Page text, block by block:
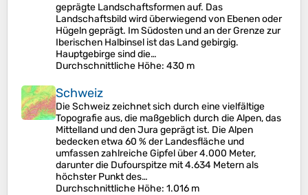
geprägte Landschaftsformen auf. Das
Landschaftsbild wird überwiegend von Ebenen oder
Hügeln geprägt. Im Südosten und an der Grenze zur
Iberischen Halbinsel ist das Land gebirgig.
Hauptgebirge sind die…
Durchschnittliche Höhe: 430 m
Schweiz
Die Schweiz zeichnet sich durch eine vielfältige
Topografie aus, die maßgeblich durch die Alpen, das
Mittelland und den Jura geprägt ist. Die Alpen
bedecken etwa 60 % der Landesfläche und
umfassen zahlreiche Gipfel über 4.000 Meter,
darunter die Dufourspitze mit 4.634 Metern als
höchster Punkt des…
Durchschnittliche Höhe: 1.016 m